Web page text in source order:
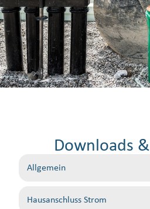
Downloads
Allgemein
Hausanschluss Strom